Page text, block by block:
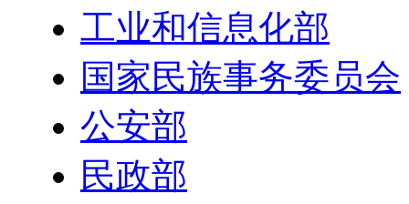
工业和信息化部
国家民族事务委员会
公安部
民政部